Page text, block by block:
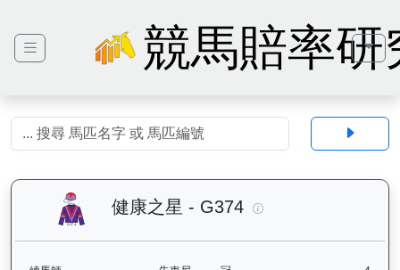
競馬賠率研
健康之星 - G374